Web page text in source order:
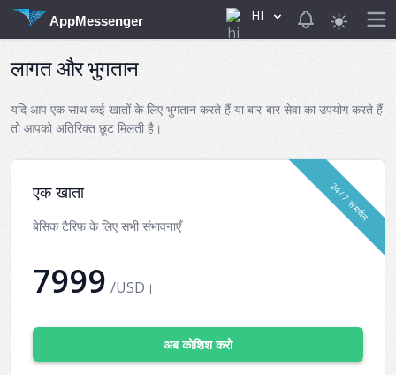
AppMessenger HI View
लागत और भुगतान
यदि आप एक साथ कई खातों के लिए भुगतान करते हैं या बार-बार सेवा का उपयोग करते हैं
तो आपको अतिरिक्त छूट मिलती है।
24/7 समर्थन
एक खाता
बेसिक टैरिफ के लिए सभी संभावनाएँ
7999 /USD।
अब कोशिश करो